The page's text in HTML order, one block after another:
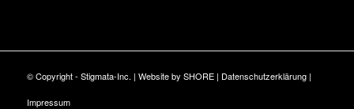
© Copyright - Stigmata-Inc. | Website by SHORE| Datenschutzerklärung|
Impressum